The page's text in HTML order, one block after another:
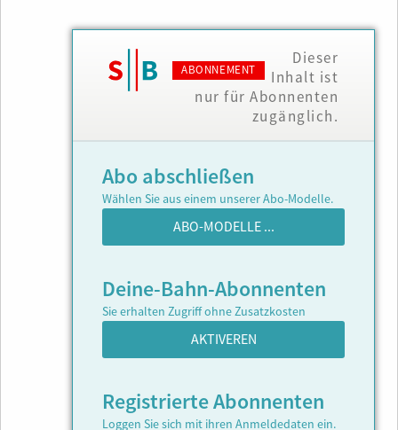
ABONNEMENT
Dieser
Inhalt ist
nur für Abonnenten
zugänglich.
Abo abschließen
Wählen Sie aus einem unserer Abo-Modelle.
ABO-MODELLE ...
Deine-Bahn-Abonnenten
Sie erhalten Zugriff ohne Zusatzkosten
AKTIVEREN
Registrierte Abonnenten
Loggen Sie sich mit ihren Anmeldedaten ein.